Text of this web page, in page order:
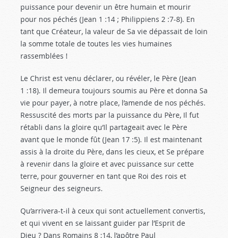
puissance pour devenir un être humain et mourir
pour nos péchés (Jean 1 :14 ; Philippiens 2 :7-8). En
tant que Créateur, la valeur de Sa vie dépassait de loin
la somme totale de toutes les vies humaines
rassemblées !
Le Christ est venu déclarer, ou révéler, le Père (Jean
1 :18). Il demeura toujours soumis au Père et donna Sa
vie pour payer, à notre place, l’amende de nos péchés.
Ressuscité des morts par la puissance du Père, Il fut
rétabli dans la gloire qu’Il partageait avec le Père
avant que le monde fût (Jean 17 :5). Il est maintenant
assis à la droite du Père, dans les cieux, et Se prépare
à revenir dans la gloire et avec puissance sur cette
terre, pour gouverner en tant que Roi des rois et
Seigneur des seigneurs.
Qu’arrivera-t-il à ceux qui sont actuellement convertis,
et qui vivent en se laissant guider par l’Esprit de
Dieu ? Dans Romains 8 :14, l’apôtre Paul